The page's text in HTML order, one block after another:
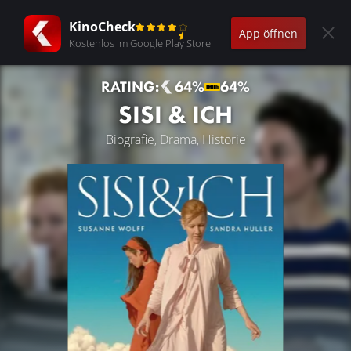
KinoCheck
Kostenlos im Google Play Store
App öffnen
RATING: 64% 64%
SISI & ICH
Biografie, Drama, Historie